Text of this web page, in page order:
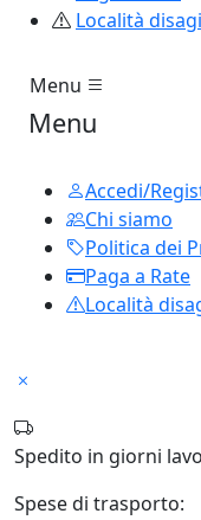
Località
Menu
Menu
Accedi/
Chi siamo
Politica dei
Paga a Rate
Località
Spedito in giorni
Spese di trasporto: